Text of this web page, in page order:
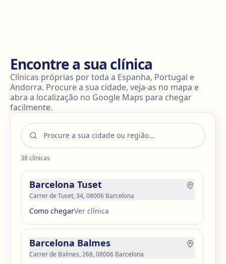
Encontre a sua clínica
Clínicas próprias por toda a Espanha, Portugal e
Andorra. Procure a sua cidade, veja-as no mapa e
abra a localização no Google Maps para chegar
facilmente.
38clínicas
Barcelona Tuset
Carrer de Tuset, 34, 08006 Barcelona
Como chegarVer clínica
Barcelona Balmes
Carrer de Balmes, 268, 08006 Barcelona